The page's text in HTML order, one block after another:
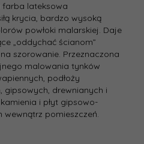
farba lateksowa
krycia, bardzo wysoką
powłoki malarskiej. Daje
„oddychać ścianom”
szorowanie. Przeznaczona
malowania tynków
podłoży
gipsowych, drewnianych i
i płyt gipsowo-
pomieszczeń.